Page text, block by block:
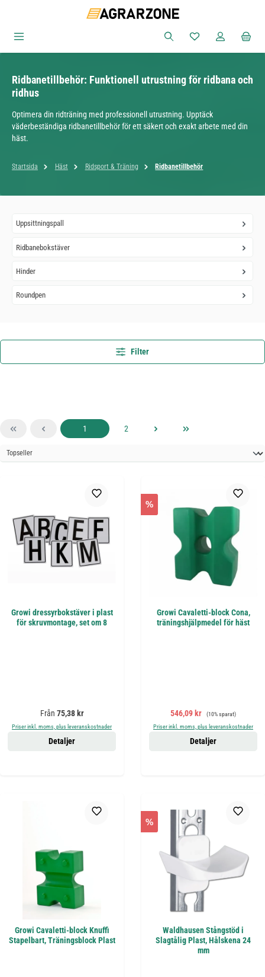
Du har 0 objekt i
Ridbanetillbehör: Funktionell utrustning för ridbana och
ridhus
Optimera din ridträning med professionell utrustning. Upptäck
väderbeständiga ridbanetillbehör för ett säkert och exakt arbete med din
häst.
Startsida Häst Ridsport & Träning Ridbanetillbehör
Uppsittningspall
Ridbanebokstäver
Hinder
Roundpen
Filter
Sida
1 Sida
2
Growi dressyrbokstäver i plast
för skruvmontage, set om 8
Ordinarie pris:
Från 75,38 kr
Priser inkl. moms, plus leveranskostnader
Detaljer
%
Growi Cavaletti-block Cona,
träningshjälpmedel för häst
Försäljningspris:
546,09 kr Ordinarie pris:
(10% sparat)
Priser inkl. moms, plus leveranskostnader
Detaljer
Growi Cavaletti-block Knuffi
Stapelbart, Träningsblock Plast
%
Waldhausen Stångstöd i
Slagtålig Plast, Hålskena 24
mm